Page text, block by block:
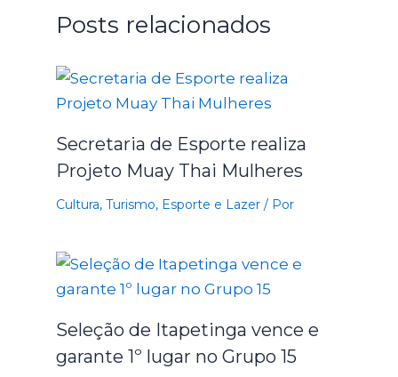
Posts relacionados
Secretaria de Esporte realiza
Projeto Muay Thai Mulheres
Cultura, Turismo, Esporte e Lazer/ Por
Seleção de Itapetinga vence e
garante 1º lugar no Grupo 15